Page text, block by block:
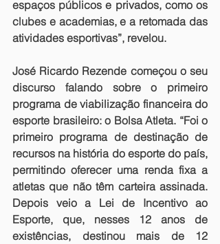
espaços públicos e privados, como os
clubes e academias, e a retomada das
atividades esportivas”, revelou.
José Ricardo Rezende começou o seu
discurso falando sobre o primeiro
programa de viabilização financeira do
esporte brasileiro: o Bolsa Atleta. “Foi o
primeiro programa de destinação de
recursos na história do esporte do país,
permitindo oferecer uma renda fixa a
atletas que não têm carteira assinada.
Depois veio a Lei de Incentivo ao
Esporte, que, nesses 12 anos de
existências, destinou mais de 12